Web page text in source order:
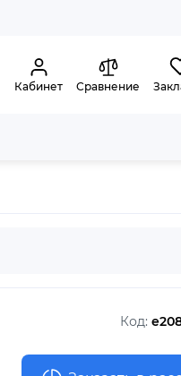
Кабинет Сравнение
Код: